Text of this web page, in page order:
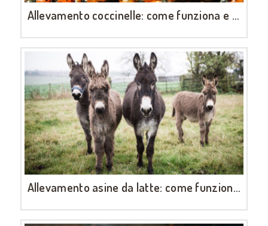
Allevamento coccinelle: come funziona e perché è utile al tuo orto
Allevamento asine da latte: come funziona, cosa serve e quanto si guadagna